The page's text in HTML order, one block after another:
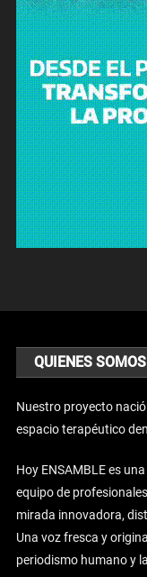
QUIENES SOMOS
Nuestro proyecto
espacio terapéutico
Hoy ENSAMBLE es
equipo de
mirada innovadora,
Una voz fresca y
periodismo humano y